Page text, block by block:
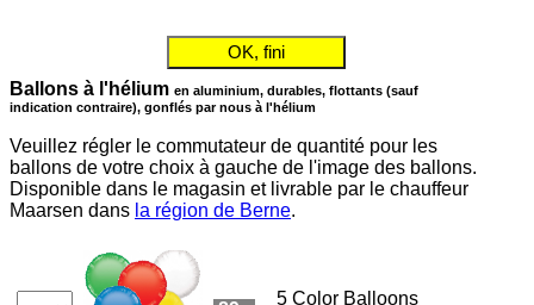
📞 031 332 62 00
Commander des fleurs en mode accessible avec lecteur d'écran
Suppléments aux commandes
Pour les livraisons en Suisse, vous pouvez choisir des
suppléments cadeaux.
Vous pouvez choisir ici une seule pièce jointe et en ajouter d'autres si
nécessaire dans le formulaire de commande de fleurs.
OK, fini